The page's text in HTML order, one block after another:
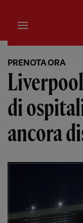
PRENOTA ORA
di
ancora